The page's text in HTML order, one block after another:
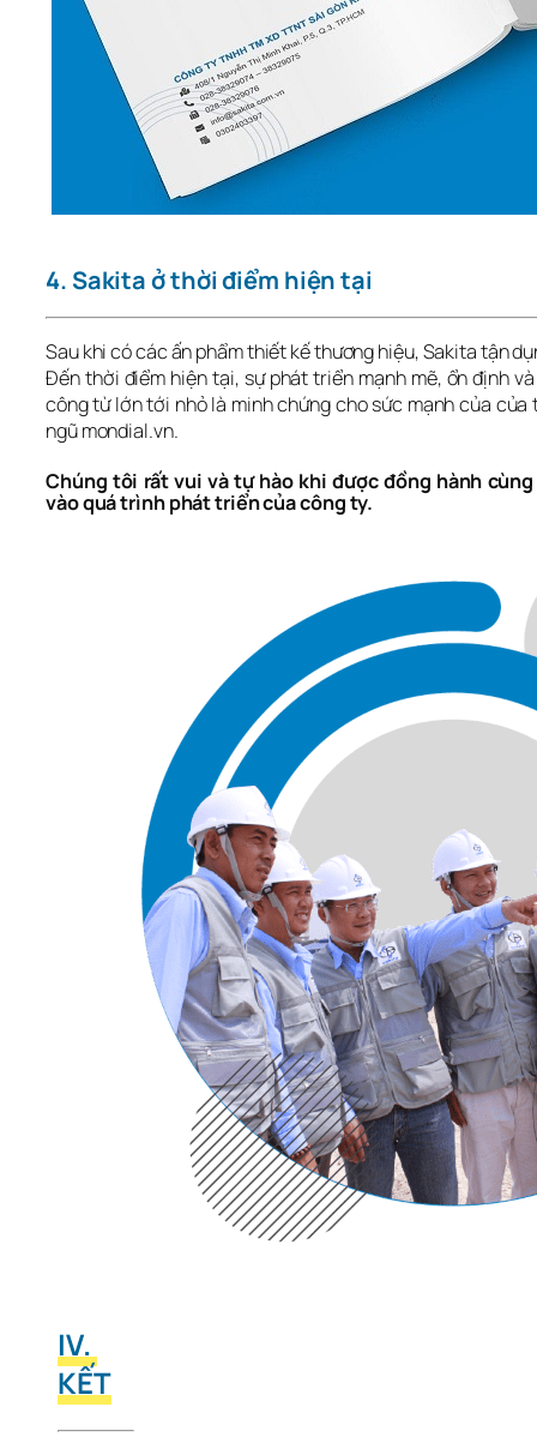
4. Sakita ở thời điểm hiện tại
Sau khi có các ấn phẩm thiết kế thương hiệu, Sakita tận
Đến thời điểm hiện tại, sự phát triển mạnh mẽ, ổn định
công từ lớn tới nhỏ là minh chứng cho sức mạnh của
ngũ mondial.vn.
Chúng tôi rất vui và tự hào khi được đồng hành
vào quá trình phát triển của công ty.
IV.
KẾT